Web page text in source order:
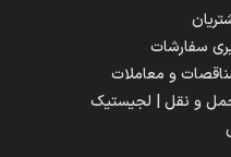
سفارشات
و معاملات
حمل و نقل | لجیستیک